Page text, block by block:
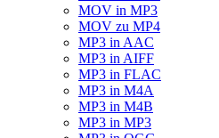
MOV in MP3
MOV zu MP4
MP3 in AAC
MP3 in AIFF
MP3 in FLAC
MP3 in M4A
MP3 in M4B
MP3 in MP3